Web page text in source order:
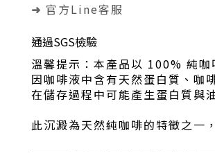
➜ 官方Line客服
通過SGS檢驗
溫馨提示：本產品以 100% 純咖
因咖啡液中含有天然蛋白質、咖
在儲存過程中可能產生蛋白質與
此沉澱為天然純咖啡的特徵之一